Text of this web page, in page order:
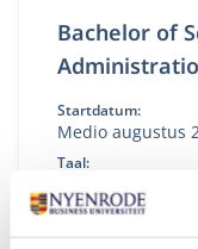
Bachelor of
Startdatum:
Medio augustus
Taal:
Locatie:
Amsterdam